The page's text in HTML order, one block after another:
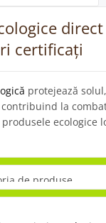
certificați
protejează
la
ecologice